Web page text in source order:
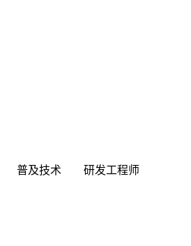
普及技术 研发工程师